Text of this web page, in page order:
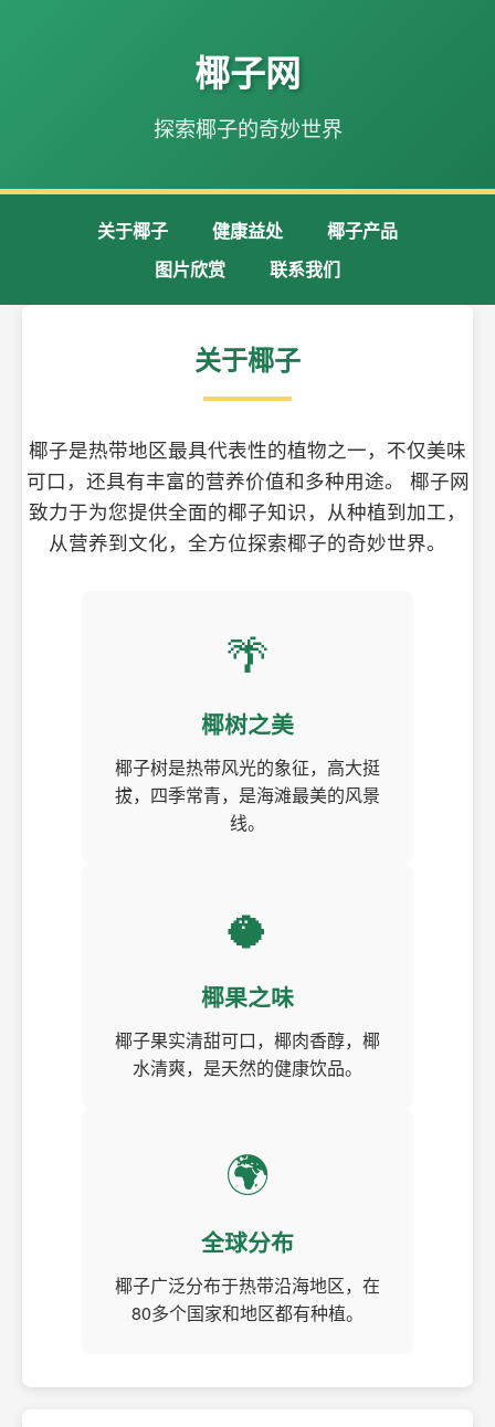
椰子网
探索椰子的奇妙世界
关于椰子 健康益处
椰子产品
图片欣赏
联系我们
关于椰子
椰子是热带地区最具代表性的植物之一，不仅美味
可口，还具有丰富的营养价值和多种用途。 椰子网
致力于为您提供全面的椰子知识，从种植到加工，
从营养到文化，全方位探索椰子的奇妙世界。
🌴
椰树之美
椰子树是热带风光的象征，高大挺
拔，四季常青，是海滩最美的风景
线。
🥥
椰果之味
椰子果实清甜可口，椰肉香醇，椰
水清爽，是天然的健康饮品。
🌍
全球分布
椰子广泛分布于热带沿海地区，在
80多个国家和地区都有种植。